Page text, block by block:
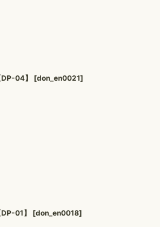
04】 [don_en0021]
01】 [don_en0018]